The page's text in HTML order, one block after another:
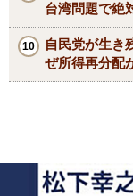
台湾問題で絶
自民党が生き
ぜ所得再分配